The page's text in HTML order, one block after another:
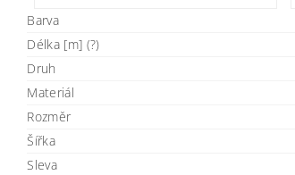
Barva
Délka [m] (?)
Druh
Materiál
Rozměr
Šířka
Sleva